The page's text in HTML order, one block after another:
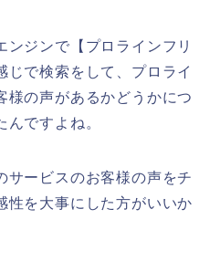
ンジンで【プロラインフリ
で検索をして、プロライ
様の声があるかどうかにつ
ですよね。
サービスのお客様の声をチ
性を大事にした方がいいか